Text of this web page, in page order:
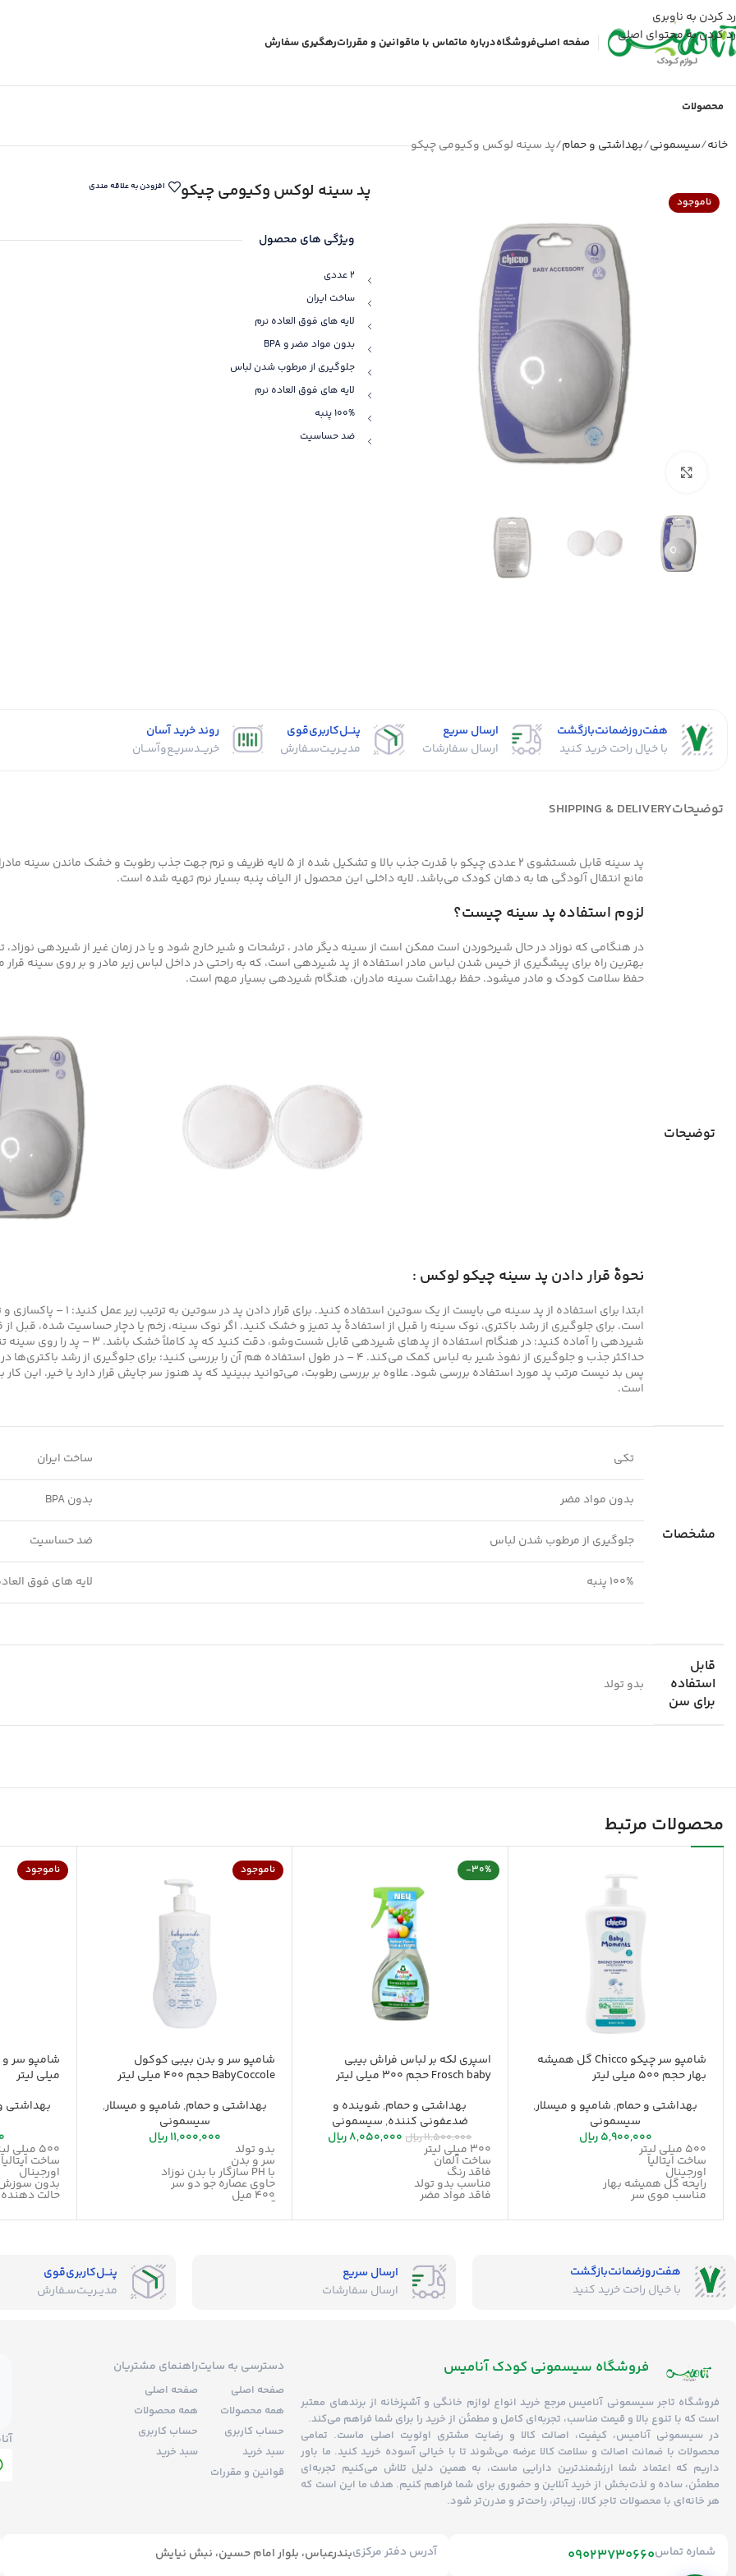
رد کردن به ناوبری
رد کردن به محتوای اصلی
صفحه اصلیفروشگاهدرباره ماتماس با ماقوانین و مقرراترهگیری سفارش
محصولات
خانه سیسمونی بهداشتی و حمام پد سینه لوکس وکیومی چیکو
ناموجود پد سینه لوکس وکیومی چیکو افزودن به علاقه مندی
ویژگی های محصول
2 عددی
ساخت ایران
لایه های فوق العاده نرم
بدون مواد مضر و BPA
جلوگیری از مرطوب شدن لباس
لایه های فوق العاده نرم
۱۰۰% پنبه
ضد حساسیت
هفت‌روز‌ضمانت‌بازگشت
با خیال راحت خرید کنید
ارسال سریع
ارسال سفارشات
پنــل‌کاربری‌قوی
مدیــریـت‌سـفارش
روند خرید آسان
خریــد‌سریـع‌و‌آســان
توضیحاتSHIPPING & DELIVERY
توضیحات
پد سینه قابل شستشوی 2 عددی چیکو با قدرت جذب بالا و تشکیل شده از 5 لایه ظریف و
مانع انتقال آلودگی ها به دهان کودک می‌باشد. لایه داخلی این محصول از الیاف پنبه بسیار نرم تهیه شده است.
لزوم استفاده پد سینه چیست؟
در هنگامی که نوزاد در حال شیرخوردن است ممکن است از سینه دیگر مادر ، ترشحات و شیر خارج شود و یا در زمان غیر از شیردهی
بهترین راه برای پیشگیری از خیس شدن لباس مادر استفاده از پد شیردهی است، که به راحتی در داخل لباس زیر مادر و بر روی
حفظ سلامت کودک و مادر میشود. حفظ بهداشت سینه‌ مادران، هنگام شیردهی بسیار مهم است.
نحوۀ قرار‌ دادن پد سینه چیکو لوکس :
ابتدا برای استفاده از پد
شیردهی را آماده کنید: در هنگام
حداکثر جذب و جلوگیری از نفوذ شیر به لباس کمک می‌کند. ۴ – در طول استفاده هم آن را بررسی کنید:
پس بد نیست مرتب پد مورد استفاده بررسی شود. علاوه بر بررسی رطوبت، می‌توانید ببینید که پد هنوز سر جایش قرار دارد یا خیر.
است.
مشخصات
تکی ساخت ایران
بدون مواد مضر بدون BPA
جلوگیری از مرطوب شدن لباس ضد حساسیت
۱۰۰% پنبه لایه های فوق
قابل
استفاده
برای سن
بدو تولد
محصولات مرتبط
شامپو سر چیکو Chicco گل همیشه
بهار حجم 500 میلی لیتر
بهداشتی و حمام, شامپو و میسلار,
سیسمونی
5,900,000ریال
500 میلی لیتر
ساخت ایتالیا
اورجینال
رایحه گل همیشه بهار
مناسب موی سر
-30%
اسپری لکه بر لباس فراش بیبی
Frosch baby حجم 300 میلی لیتر
بهداشتی و حمام, شوینده و
ضدعفونی کننده, سیسمونی
11,500,000ریال 8,050,000ریال
300 میلی لیتر
ساخت آلمان
فاقد رنگ
مناسب بدو تولد
فاقد مواد مضر
لکه زدایی قوی
ضد آلرژی
ناموجود
شامپو سر و بدن بیبی کوکول
BabyCoccole حجم 400 میلی لیتر
بهداشتی و حمام, شامپو و میسلار,
سیسمونی
11,000,000 ریال
بدو تولد
سر و بدن
با PH سازگار با بدن نوزاد
حاوی عصاره جو دو سر
400 میل
آرام بخش
متعادل کننده پوست و مو
ناموجود
میلی لیتر
بهداشتی
500 میلی لیتر
ساخت ایتالیا
اورجینال
بدون
حالت دهنده
تسکین
هفت‌روز‌ضمانت‌بازگشت
با خیال راحت خرید کنید
ارسال سریع
ارسال سفارشات
پنــل‌کاربری‌قوی
مدیــریـت‌سـفارش
فروشگاه‌ سیسمونی کودک آنامیس
فروشگاه تاجر سیسمونی آنامیس مرجع خرید انواع لوازم خانگی و آشپزخانه از برندهای معتبر
است که با تنوع بالا و قیمت مناسب، تجربه‌ای کامل و مطمئن از خرید را برای شما فراهم می‌کند.
در سیسمونی آنامیس، کیفیت، اصالت کالا و رضایت مشتری اولویت اصلی ماست. تمامی
محصولات با ضمانت اصالت و سلامت کالا عرضه می‌شوند تا با خیالی آسوده خرید کنید. ما باور
داریم که اعتماد شما ارزشمندترین دارایی ماست، به همین دلیل تلاش می‌کنیم تجربه‌ای
مطمئن، ساده و لذت‌بخش از خرید آنلاین و حضوری برای شما فراهم کنیم. هدف ما این است که
هر خانه‌ای با محصولات تاجر کالا، زیباتر، راحت‌تر و مدرن‌تر شود.
دسترسی به سایت
صفحه اصلی
همه محصولات
حساب کاربری
سبد خرید
قوانین و مقررات
راهنمای مشتریان
صفحه اصلی
همه محصولات
حساب کاربری
سبد خرید
شماره تماس09023730660 آدرس دفتر مرکزیبندرعباس، بلوار امام حسین، نبش نیایش